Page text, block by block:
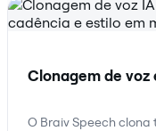
Clonagem de voz
O Braiv Speech